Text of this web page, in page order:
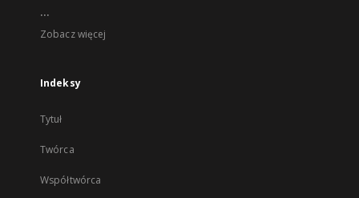
...
Zobacz więcej
Indeksy
Tytuł
Twórca
Współtwórca